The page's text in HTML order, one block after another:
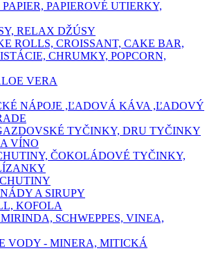
PAPIEROVÉ UTIERKY,
RELAX DŽÚSY
ROLLS, CROISSANT, CAKE BAR,
CHRUMKY, POPCORN,
VERA
NÁPOJE ,ĽADOVÁ KÁVA ,ĽADOVÝ
TYČINKY, DRU TYČINKY
VÍNO
ČOKOLÁDOVÉ TYČINKY,
A SIRUPY
KOFOLA
MIRINDA, SCHWEPPES, VINEA,
VODY - MINERA, MITICKÁ